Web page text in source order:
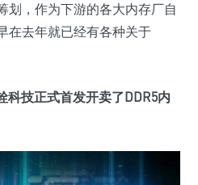
划，作为下游的各大内存厂自
在去年就已经有各种关于
科技正式首发开卖了DDR5内